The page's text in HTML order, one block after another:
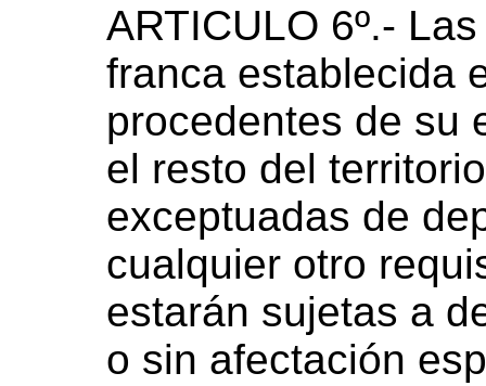
ARTICULO 6º.-
franca establecida
procedentes de su
el resto del
exceptuadas de
cualquier otro
estarán sujetas a
o sin afectación